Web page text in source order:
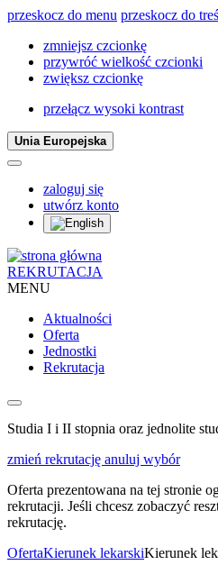
przeskocz do menu przeskocz do
zmniejsz czcionkę
przywróć wielkość czcionki
zwiększ czcionkę
przełącz wysoki kontrast
Unia Europejska
zaloguj się
utwórz konto
REKRUTACJA
MENU
Aktualności
Oferta
Jednostki
Rekrutacja
Studia I i II stopnia oraz jednolite
zmień rekrutację anuluj wybór
Oferta prezentowana na tej stronie
rekrutacji. Jeśli chcesz zobaczyć
rekrutację.
OfertaKierunek lekarskiKierunek